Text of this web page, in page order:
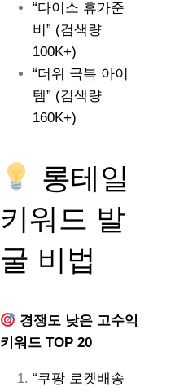
“다이소 휴가준
비” (검색량
100K+)
“더위 극복 아이
템” (검색량
160K+)
롱테일
키워드 발
굴 비법
경쟁도 낮은 고수익
키워드 TOP 20
“쿠팡 로켓배송